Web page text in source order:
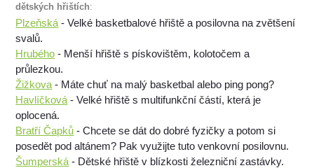
dětských hřištích:
Plzeňská - Velké basketbalové hřiště a posilovna na zvětšení
svalů.
Hrubého - Menší hřiště s pískovištěm, kolotočem a
průlezkou.
Žižkova - Máte chuť na malý basketbal alebo ping pong?
Havlíčková - Velké hřiště s multifunkční částí, která je
oplocená.
Bratří Čapků - Chcete se dát do dobré fyzičky a potom si
posedět pod altánem? Pak využijte tuto venkovní posilovnu.
Šumperská - Dětské hřiště v blízkosti železniční zastávky.